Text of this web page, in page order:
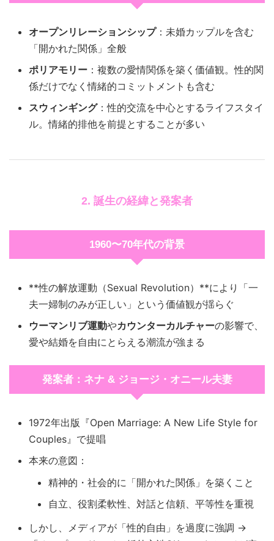
オープンリレーションシップ：未婚カップルを含む
「開かれた関係」全般
ポリアモリー ：複数の愛情関係を築く価値観。性的関
係だけでなく情緒的コミットメントも含む
スウィンギング：性的交流を中心とするライフスタイ
ル。情緒的排他を前提とすることが多い
2. 誕生の経緯と発案者
1960〜70年代の背景
**性の解放運動（Sexual Revolution）**により「一
夫一婦制のみが正しい」という価値観が揺らぐ
ウーマンリブ運動やカウンターカルチャーの影響で、
愛や結婚を自由にとらえる潮流が強まる
発案者：ネナ & ジョージ・オニール夫妻
1972年出版『Open Marriage: A New Life Style for
Couples』で提唱
本来の意図：
精神的・社会的に「開かれた関係」を築くこと
自立、役割柔軟性、対話と信頼、平等性を重視
しかし、メディアが「性的自由」を過度に強調 →